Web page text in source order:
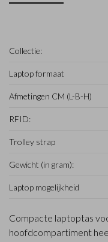
Collectie:
Laptop formaat
Afmetingen CM (L-B-H)
RFID:
Trolley strap
Gewicht (in gram):
Laptop mogelijkheid
Compacte laptoptas
hoofdcompartiment